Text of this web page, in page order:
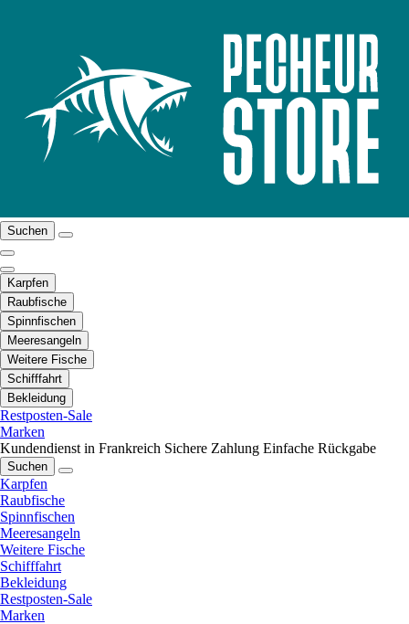
Suchen
Karpfen
Raubfische
Spinnfischen
Meeresangeln
Weitere Fische
Schifffahrt
Bekleidung
Restposten-Sale
Marken
Kundendienst in Frankreich Sichere Zahlung Einfache Rückgabe
Suchen
Karpfen
Raubfische
Spinnfischen
Meeresangeln
Weitere Fische
Schifffahrt
Bekleidung
Restposten-Sale
Marken